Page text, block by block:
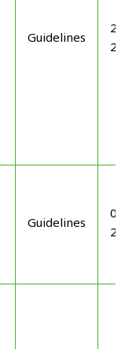
Guidelines
Guidelines